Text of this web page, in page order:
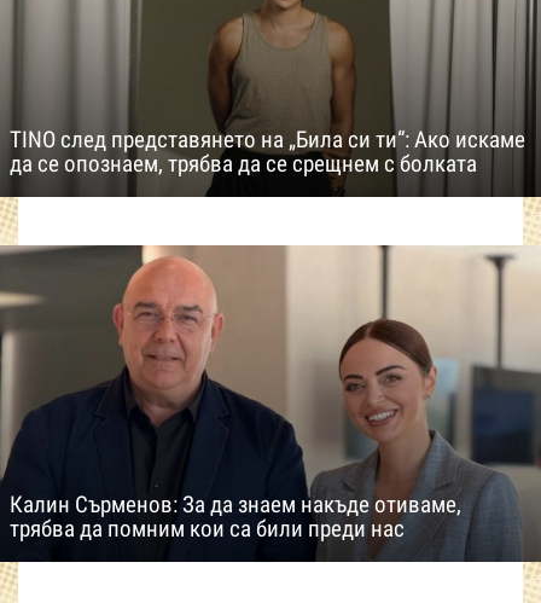
TINO след представянето на „Била си ти“: Ако искаме
да се опознаем, трябва да се срещнем с болката
Калин Сърменов: За да знаем накъде отиваме,
трябва да помним кои са били преди нас